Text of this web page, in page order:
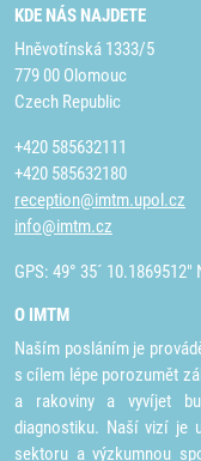
KDE NÁS NAJDETE
Hněvotínská 1333/5
779 00 Olomouc
Czech Republic
+420 585632111
+420 585632180
reception@imtm.upol.cz
info@imtm.cz
GPS: 49° 35´ 10.1869512"
O IMTM
Naším posláním je
s cílem lépe porozumět
a rakoviny a vyvíjet
diagnostiku. Naší vizí je
sektoru a výzkumnou